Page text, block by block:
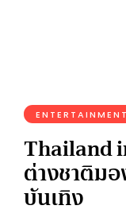
ENTERTAINMENT
Thailand
ต่างชาติม
บันเทิง